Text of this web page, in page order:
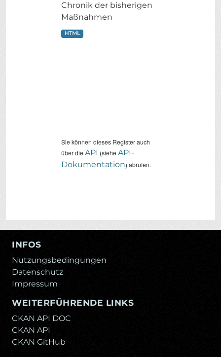
Chronik der bisherigen
Maßnahmen
HTML
Sie können dieses Register auch
über dieAPI (sieheAPI-
Dokumentation) abrufen.
INFOS
Nutzungsbedingungen
Datenschutz
Impressum
WEITERFÜHRENDE LINKS
CKAN API DOC
CKAN API
CKAN GitHub